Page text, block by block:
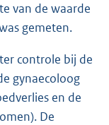
van de waarde
gemeten.
controle bij de
gynaecoloog
en de
De